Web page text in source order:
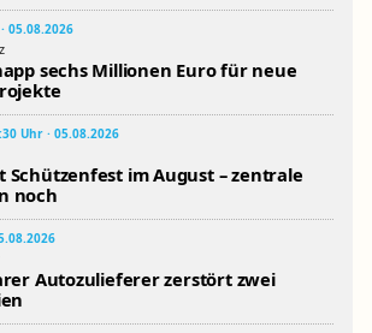
05.08.2026
sechs Millionen Euro für neue
Uhr · 05.08.2026
Schützenfest im August – zentrale
noch
Autozulieferer zerstört zwei